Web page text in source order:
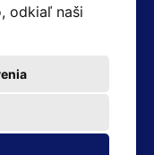
odkiaľ naši